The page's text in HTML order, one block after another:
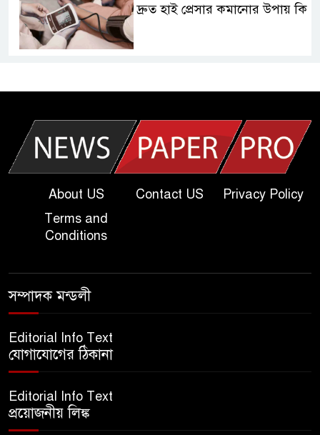
দ্রুত হাই প্রেসার কমানোর উপায় কি
| Today Dakhil Exam
খুবি সি ইউনিট ভর্তি পরীক্ষার প্রশ্ন
২০২৫ | KU C Unit Admission
Question
About US Contact US
Privacy Policy
Terms and
Conditions
সম্পাদক মন্ডলী
Editorial Info Text
যোগাযোগের ঠিকানা
Editorial Info Text
প্রয়োজনীয় লিঙ্ক